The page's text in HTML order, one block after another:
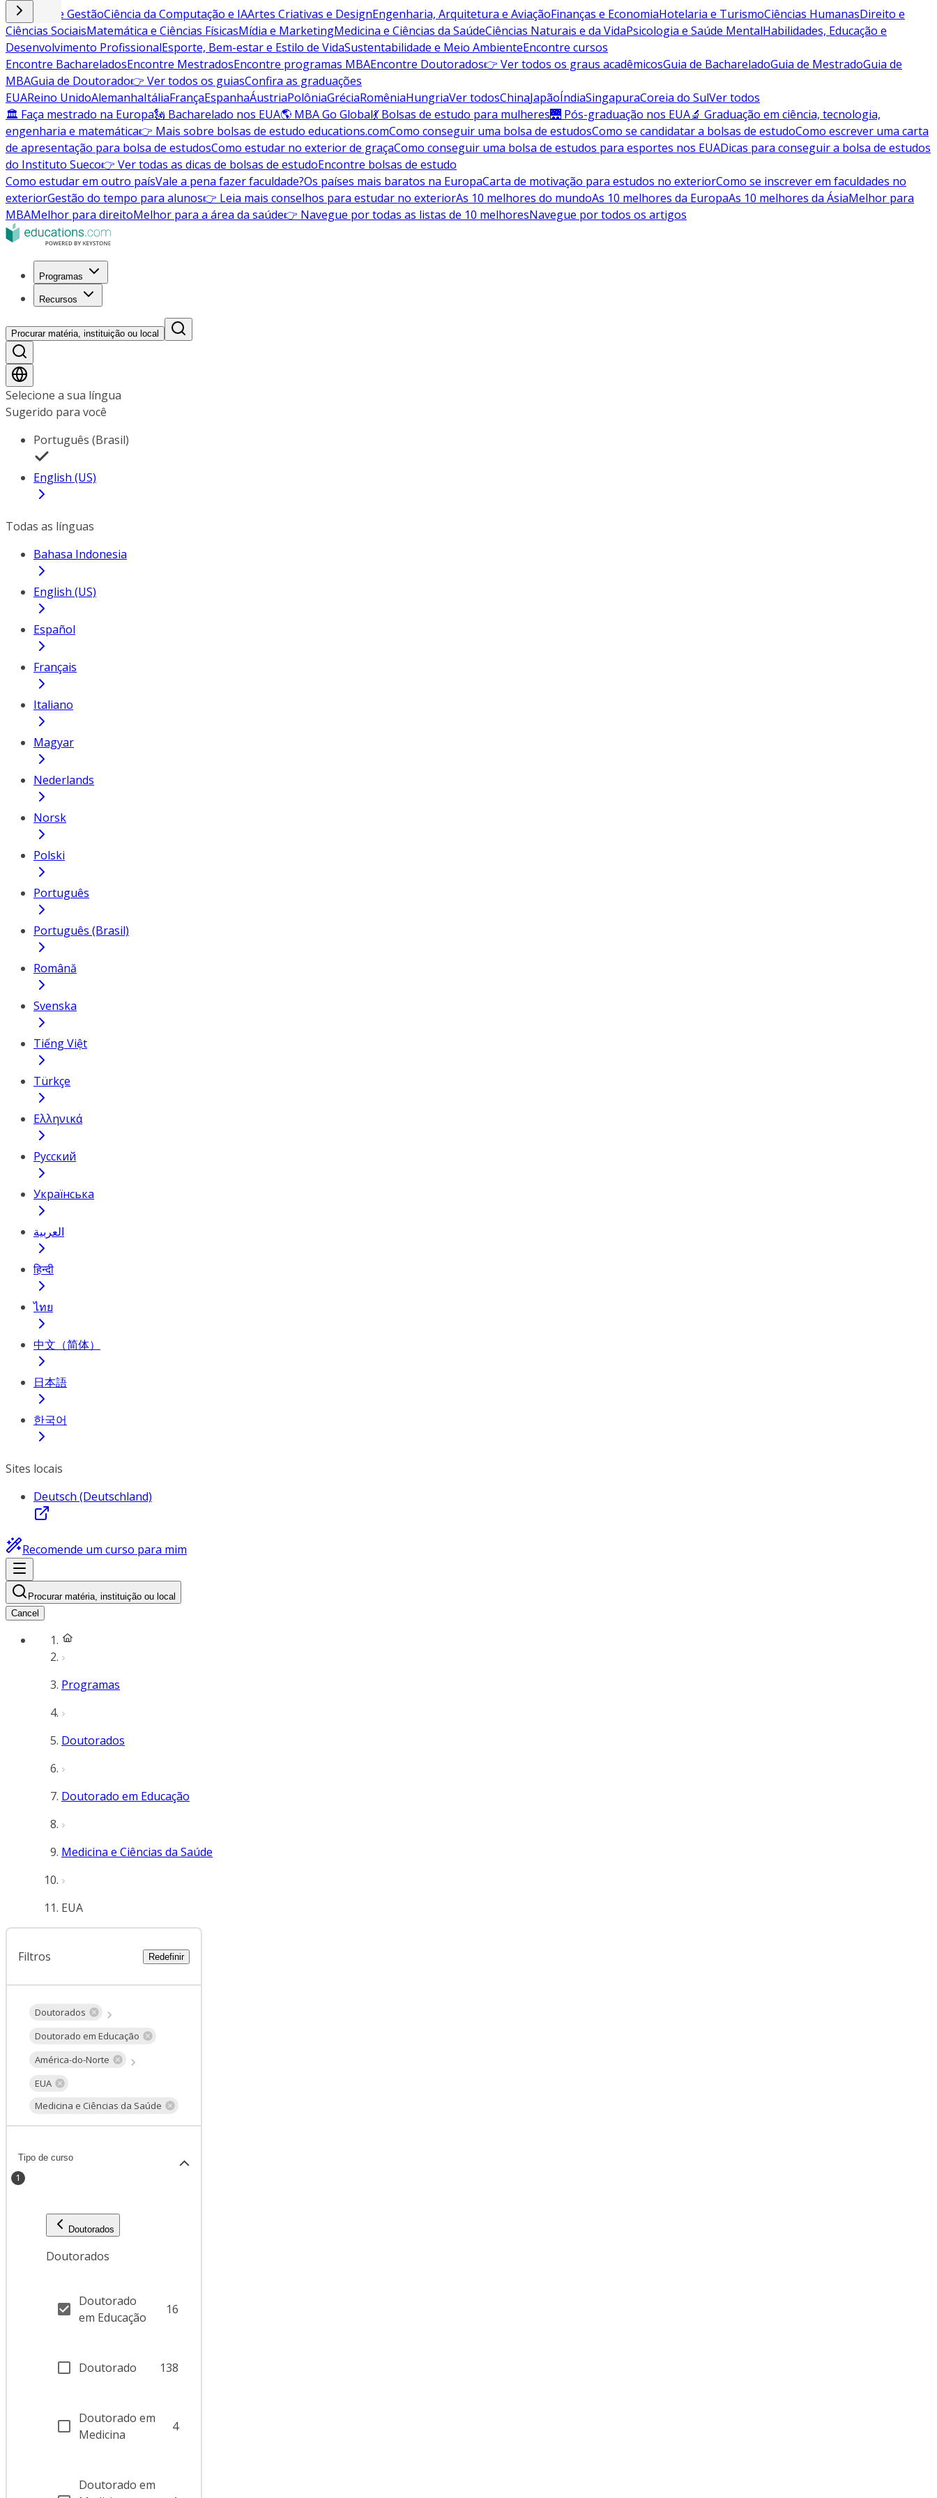
Negócios e GestãoCiência da Computação e IAArtes Criativas e DesignEngenharia, Arquitetura e AviaçãoFinanças e EconomiaHotelaria e TurismoCiências HumanasDireito e
Ciências SociaisMatemática e Ciências FísicasMídia e MarketingMedicina e Ciências da SaúdeCiências Naturais e da VidaPsicologia e Saúde MentalHabilidades, Educação e
Desenvolvimento ProfissionalEsporte, Bem-estar e Estilo de VidaSustentabilidade e Meio AmbienteEncontre cursos
Encontre BachareladosEncontre MestradosEncontre programas MBAEncontre Doutorados👉 Ver todos os graus acadêmicosGuia de BachareladoGuia de MestradoGuia de
MBAGuia de Doutorado👉 Ver todos os guiasConfira as graduações
EUAReino UnidoAlemanhaItáliaFrançaEspanhaÁustriaPolôniaGréciaRomêniaHungriaVer todosChinaJapãoÍndiaSingapuraCoreia do SulVer todos
🏛 Faça mestrado na Europa🗽 Bacharelado nos EUA🌎 MBA Go Global💃 Bolsas de estudo para mulheres🌉 Pós-graduação nos EUA🔬 Graduação em ciência, tecnologia,
engenharia e matemática👉 Mais sobre bolsas de estudo educations.comComo conseguir uma bolsa de estudosComo se candidatar a bolsas de estudoComo escrever uma carta
de apresentação para bolsa de estudosComo estudar no exterior de graçaComo conseguir uma bolsa de estudos para esportes nos EUADicas para conseguir a bolsa de estudos
do Instituto Sueco👉 Ver todas as dicas de bolsas de estudoEncontre bolsas de estudo
Como estudar em outro paísVale a pena fazer faculdade?Os países mais baratos na EuropaCarta de motivação para estudos no exteriorComo se inscrever em faculdades no
exteriorGestão do tempo para alunos👉 Leia mais conselhos para estudar no exteriorAs 10 melhores do mundoAs 10 melhores da EuropaAs 10 melhores da ÁsiaMelhor para
MBAMelhor para direitoMelhor para a área da saúde👉 Navegue por todas as listas de 10 melhoresNavegue por todos os artigos
Programas
Recursos
Procurar matéria, instituição ou local
Selecione a sua língua
Sugerido para você
Português (Brasil)
English (US)
Todas as línguas
Bahasa Indonesia
English (US)
Español
Français
Italiano
Magyar
Nederlands
Norsk
Polski
Português
Português (Brasil)
Română
Svenska
Tiếng Việt
Türkçe
Ελληνικά
Русский
Українська
العربية
हिन्दी
ไทย
中文（简体）
日本語
한국어
Sites locais
Deutsch (Deutschland)
Recomende um curso para mim
Procurar matéria, instituição ou local
Cancel
Programas
Doutorados
Doutorado em Educação
Medicina e Ciências da Saúde
EUA
Filtros Redefinir
Doutorados
Doutorado em Educação
América-do-Norte
EUA
Medicina e Ciências da Saúde
Tipo de curso
1
Doutorados
Doutorados
Doutorado
em Educação
16
Doutorado 138
Doutorado em
Medicina
4
Doutorado em